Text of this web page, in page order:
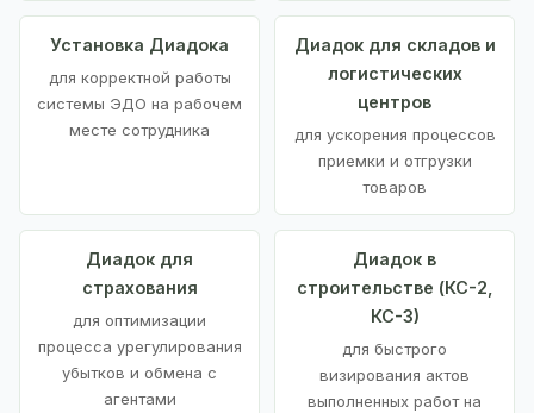
Установка Диадока
для корректной работы
системы ЭДО на рабочем
месте сотрудника
Диадок для складов и
логистических
центров
для ускорения процессов
приемки и отгрузки
товаров
Диадок для
страхования
для оптимизации
процесса урегулирования
убытков и обмена с
агентами
Диадок в
строительстве (КС-2,
КС-3)
для быстрого
визирования актов
выполненных работ на